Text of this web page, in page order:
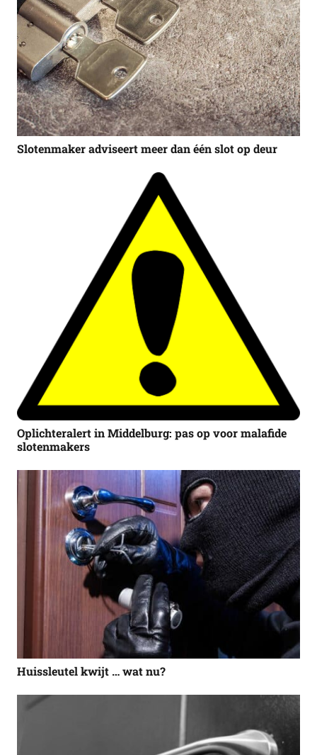
Slotenmaker adviseert meer dan één slot op deur
Oplichteralert in Middelburg: pas op voor malafide
slotenmakers
Huissleutel kwijt … wat nu?